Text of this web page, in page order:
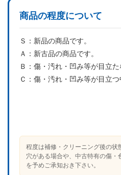
商品の程度について
Ｓ： 新品の商品です。
Ａ： 新古品の商品です。
Ｂ： 傷・汚れ・凹み等が目立た
Ｃ： 傷・汚れ・凹み等が目立つ
程度は補修・クリーニング後の状
穴がある場合や、中古特有の傷・
を予めご承知おき下さい。